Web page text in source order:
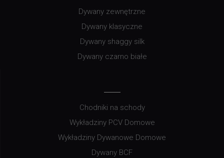
Dywany zewnętrzne
Dywany klasyczne
Dywany shaggy silk
Dywany czarno białe
Chodniki na schody
Wykładziny PCV Domowe
Wykładziny Dywanowe Domowe
Dywany BCF